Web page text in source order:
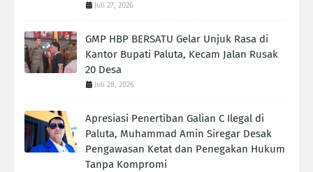
Juli 27, 2026
GMP HBP BERSATU Gelar Unjuk Rasa di
Kantor Bupati Paluta, Kecam Jalan Rusak
20 Desa
Juli 28, 2026
Apresiasi Penertiban Galian C Ilegal di
Paluta, Muhammad Amin Siregar Desak
Pengawasan Ketat dan Penegakan Hukum
Tanpa Kompromi